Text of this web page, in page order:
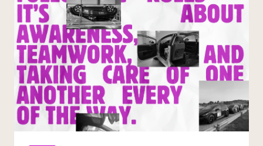
Y
LLENÁNDONOS
DE
INSPIRACIÓN
EN
DIETECHEXPO
2025!